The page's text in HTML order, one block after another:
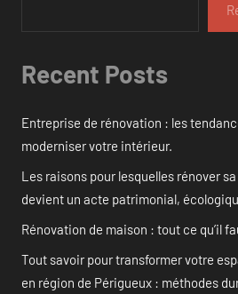
Recent Posts
Entreprise de rénovation : les
moderniser votre intérieur.
Les raisons pour lesquelles rénover
devient un acte patrimonial,
Rénovation de maison : tout ce qu’il
Tout savoir pour transformer votre
en région de Périgueux : méthodes